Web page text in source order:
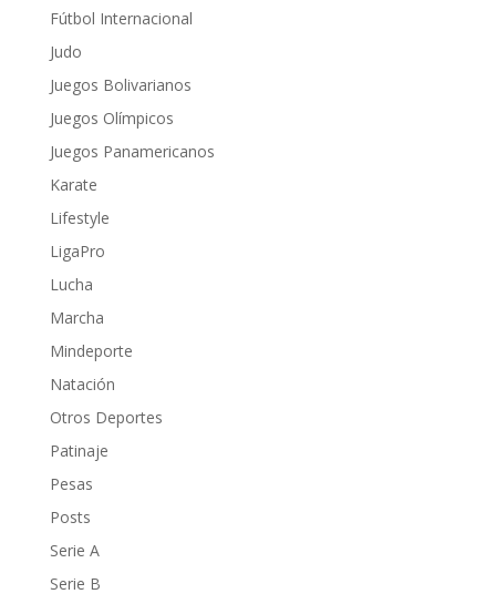
Fútbol Internacional
Judo
Juegos Bolivarianos
Juegos Olímpicos
Juegos Panamericanos
Karate
Lifestyle
LigaPro
Lucha
Marcha
Mindeporte
Natación
Otros Deportes
Patinaje
Pesas
Posts
Serie A
Serie B